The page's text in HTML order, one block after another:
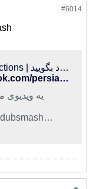
#6014
74K views · 2.4K reactions | یه ویدیوی متفاوت ، حتما ببینید و به دوستان خود بگویید : ))) #persiandubsmash #dubsmash #dubsmashIrani #dubsmashfarsi #iraniandubsmash | By Persian AI | Facebook
https://www.facebook.com/persiandubsmashoriginal/videos/1698884680346668/?fref=nf
یه ویدیوی